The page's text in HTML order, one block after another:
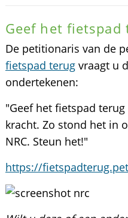
Geef het fietspad
De petitionaris van de
fietspad terugvraagt u
ondertekenen:
"Geef het fietspad
kracht. Zo stond het in
NRC. Steun het!"
https://